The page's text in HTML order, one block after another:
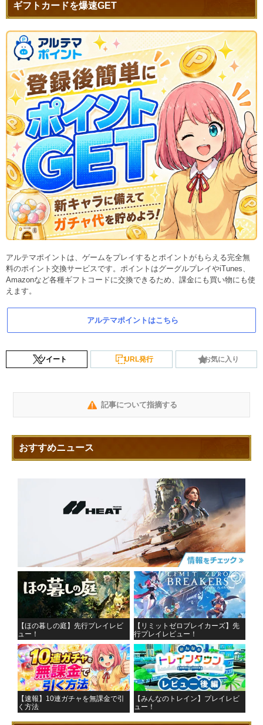
ギフトカードを爆速GET
アルテマポイントは、ゲームをプレイするとポイントがもらえる完全無
料のポイント交換サービスです。ポイントはグーグルプレイやiTunes、
Amazonなど各種ギフトコードに交換できるため、課金にも買い物にも使
えます。
アルテマポイントはこちら
ツイート URL発行 お気に入り
記事について指摘する
おすすめニュース
【ほの暮しの庭】先行プレイレビ
ュー！
【リミットゼロブレイカーズ】先
行プレイレビュー！
【速報】10連ガチャを無課金で引
く方法
【みんなのトレイン】プレイレビ
ュー！